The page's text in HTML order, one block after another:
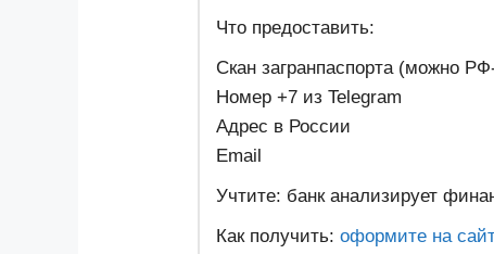
Что предоставить:
Скан загранпаспорта (можно
Номер +7 из Telegram
Адрес в России
Email
Учтите: банк анализирует
Как получить: оформите на